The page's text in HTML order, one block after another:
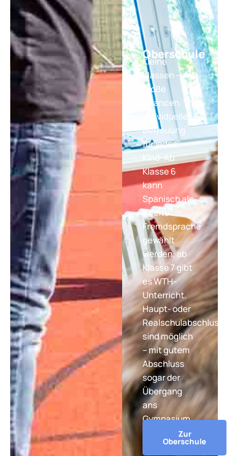
Oberschule
Kleine
Klassen –
große
Chancen:
Individuelle
Betreuung
für jedes
Kind. Ab
Klasse 6
kann
Spanisch als
zweite
Fremdsprache
gewählt
werden, ab
Klasse 7 gibt
es WTH-
Unterricht.
Haupt- oder
Realschulabschluss
sind möglich
– mit gutem
Abschluss
sogar der
Übergang
ans
Gymnasium.
Zur
Oberschule